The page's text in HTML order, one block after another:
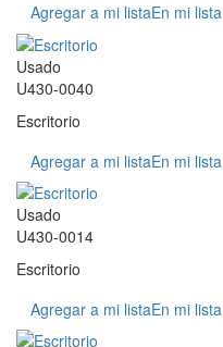
Agregar a mi listaEn mi lista
Usado
U430-0040
Escritorio
Agregar a mi listaEn mi lista
Usado
U430-0014
Escritorio
Agregar a mi listaEn mi lista